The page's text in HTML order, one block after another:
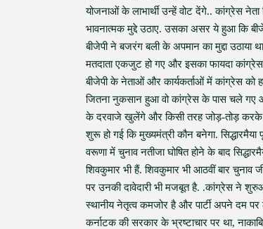
योजनाओं के लाभार्थी उन्हें वोट देंगे.. कांग्रेस नेता
भावनात्मक मुद्दे उठाए. उसका असर ये हुआ कि
बीजेपी ने बजरंग बली के अपमान का मुद्दा
मतदाता एकजुट हो गए और इसका फायदा
बीजेपी के नेताओं और कार्यकर्ताओं में कांग्रेस को
जितना नुकसान हुआ वो कांग्रेस के पास चले गए
के दरवाजे खुलेंगे और किसी तरह जोड़-तोड़ करके
शुरू हो गई कि मुख्यमंत्री कौन बनेगा.
वरूणा में चुनाव नतीजा घोषित होने के बाद
शिवकुमार भी हैं. शिवकुमार भी आठवीं बार चुनाव
पर उनकी दावेदारी भी मजबूत है. .कांग्रेस ने
स्थानीय नेतृत्व कमजोर है और पार्टी अपने दम पर
कर्नाटक की सरकार के भ्रष्टाचार पर था,